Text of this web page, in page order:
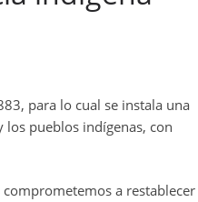
para lo cual se instala una
pueblos indígenas, con
a